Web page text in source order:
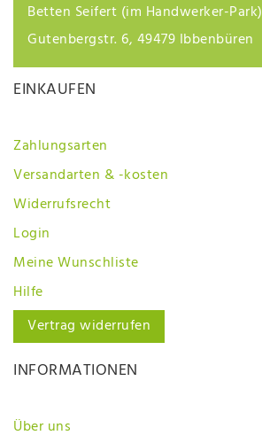
Betten Seifert (im Handwerker-Park)
Gutenbergstr. 6, 49479 Ibbenbüren
EINKAUFEN
Zahlungsarten
Versandarten & -kosten
Widerrufsrecht
Login
Meine Wunschliste
Hilfe
Vertrag widerrufen
INFORMATIONEN
Über uns